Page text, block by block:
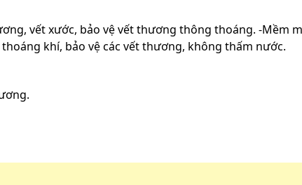
vết xước, bảo vệ vết thương thông thoáng. -Mềm
khí, bảo vệ các vết thương, không thấm nước.